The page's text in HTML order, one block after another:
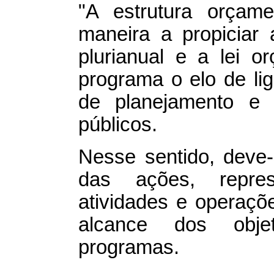
"A estrutura
maneira a propiciar
plurianual e a lei
programa o elo de
de planejamento
públicos.
Nesse sentido,
das ações,
atividades e
alcance dos
programas.